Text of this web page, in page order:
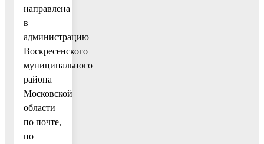
направлена
в
администрацию
Воскресенского
муниципального
района
Московской
области
по почте,
по